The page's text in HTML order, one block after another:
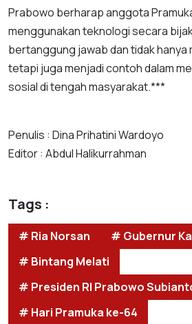
Prabowo berharap anggota
menggunakan teknologi secara
bertanggung jawab dan tidak hanya
tetapi juga menjadi contoh dalam
sosial di tengah masyarakat.***
Penulis : Dina Prihatini Wardoyo
Editor : Abdul Halikurrahman
Tags :
# Ria Norsan
# Gubernur
# Bintang Melati
# Presiden RI Prabowo
# Hari Pramuka ke-64